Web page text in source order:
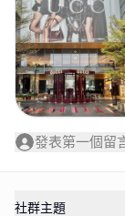
發表第一個留
社群主題